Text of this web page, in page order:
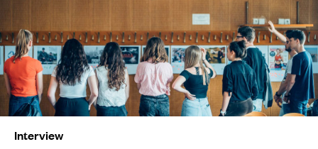
Interview